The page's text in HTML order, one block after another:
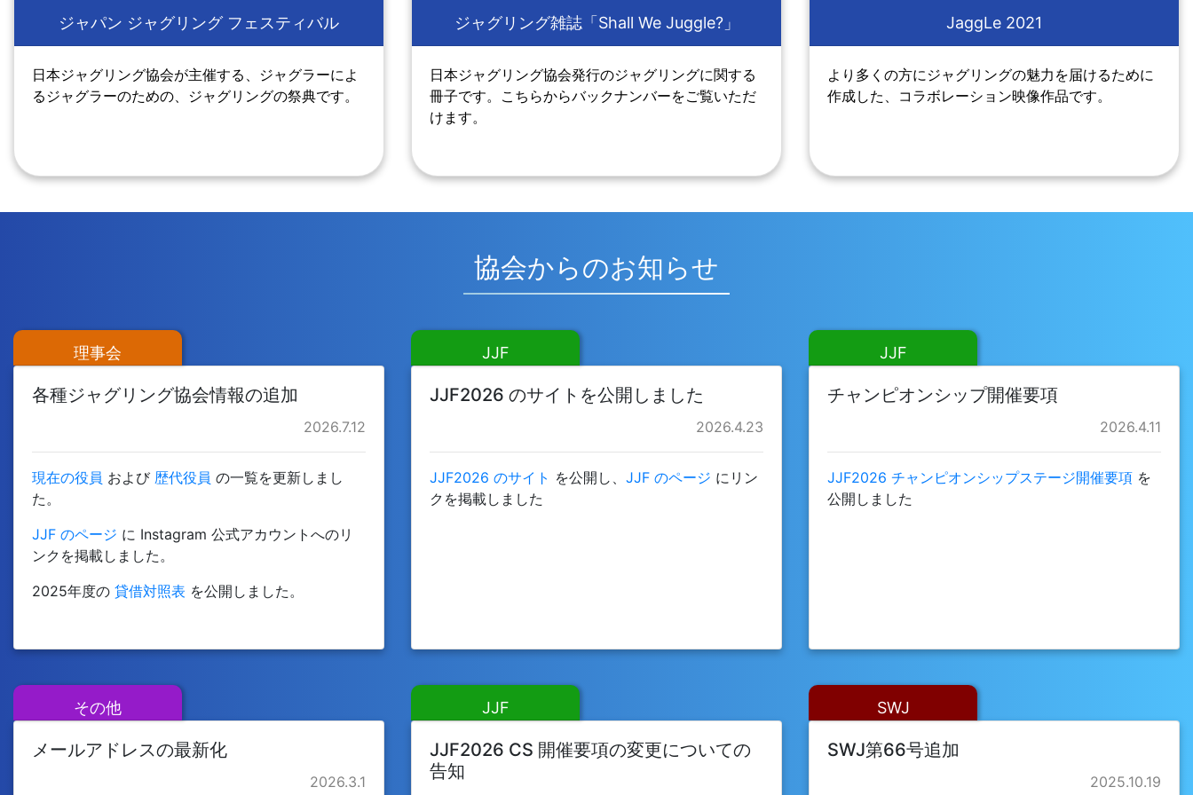
ジャパン ジャグリング フェスティバル
日本ジャグリング協会が主催する、ジャグラーによ
るジャグラーのための、ジャグリングの祭典です。
ジャグリング雑誌「Shall We Juggle?」
日本ジャグリング協会発行のジャグリングに関する
冊子です。こちらからバックナンバーをご覧いただ
けます。
JaggLe 2021
より多くの方にジャグリングの魅力を届けるために
作成した、コラボレーション映像作品です。
協会からのお知らせ
理事会
各種ジャグリング協会情報の追加
2026.7.12
現在の役員 および 歴代役員 の一覧を更新しまし
た。
JJF のページ に Instagram 公式アカウントへのリ
ンクを掲載しました。
2025年度の 貸借対照表 を公開しました。
JJF
JJF2026 のサイトを公開しました
2026.4.23
JJF2026 のサイト を公開し、 JJF のページ にリン
クを掲載しました
JJF
チャンピオンシップ開催要項
2026.4.11
JJF2026 チャンピオンシップステージ開催要項 を
公開しました
その他
メールアドレスの最新化
2026.3.1
JJF
JJF2026 CS 開催要項の変更についての
告知
SWJ
SWJ第66号追加
2025.10.19